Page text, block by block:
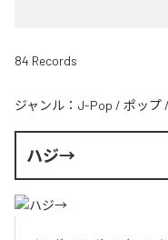
84 Records
ジャンル： J-Pop / ポップ /
ハジ→